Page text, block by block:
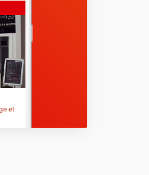
et